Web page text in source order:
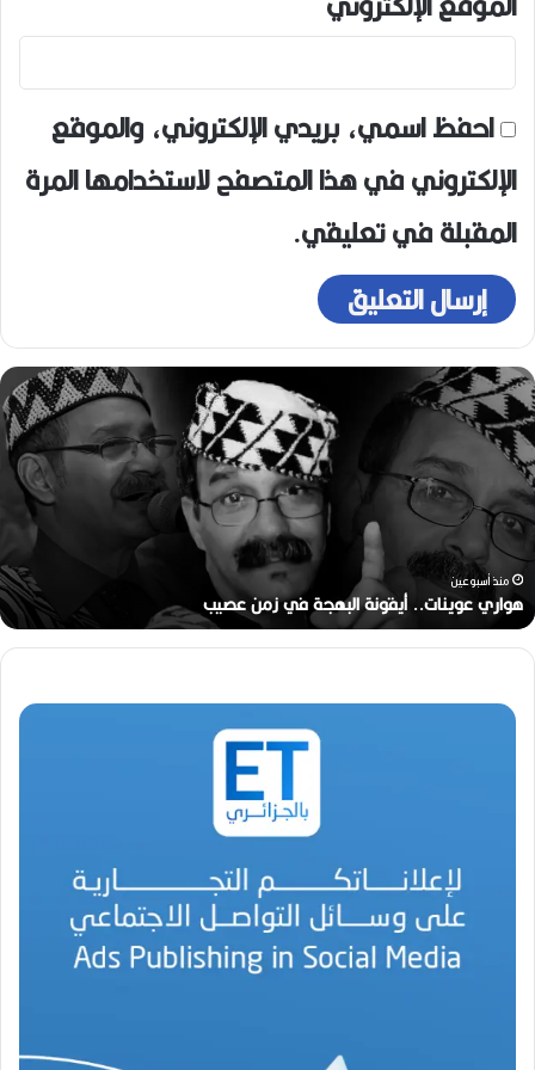
احفظ اسمي، بريدي الإلكتروني، والموقع
الإلكتروني في هذا المتصفح لاستخدامها المرة
المقبلة في تعليقي.
ه
و
ا
ر
ي
ع
و
ي
ا
ت
.
منذ أسبوعين
هواري عوينات.. أيقونة البهجة في زمن عصيب